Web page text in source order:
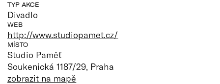
TYP AKCE
Divadlo
WEB
http://www.studiopamet.cz/
MÍSTO
Studio Paměť
Soukenická 1187/29, Praha
zobrazit na mapě